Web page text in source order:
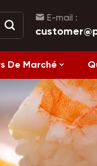
E-mail :
De Marché